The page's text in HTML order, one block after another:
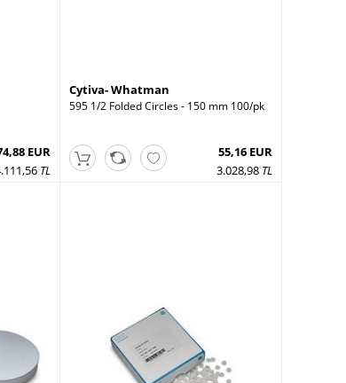
EUR
TL
Cytiva- Whatman
595 1/2 Folded Circles - 150 mm 100/pk
55,16 EUR
3.028,98 TL